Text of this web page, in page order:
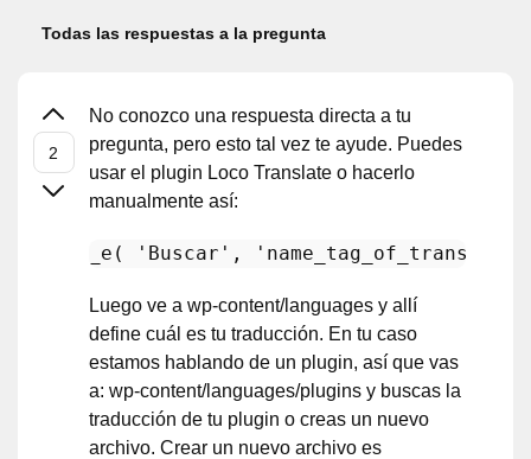
Todas las respuestas a la pregunta
No conozco una respuesta directa a tu
pregunta, pero esto tal vez te ayude. Puedes
usar el plugin Loco Translate o hacerlo
manualmente así:
_e( 'Buscar' ,
Luego ve a wp-content/languages y allí
define cuál es tu traducción. En tu caso
estamos hablando de un plugin, así que vas
a: wp-content/languages/plugins y buscas la
traducción de tu plugin o creas un nuevo
archivo. Crear un nuevo archivo es